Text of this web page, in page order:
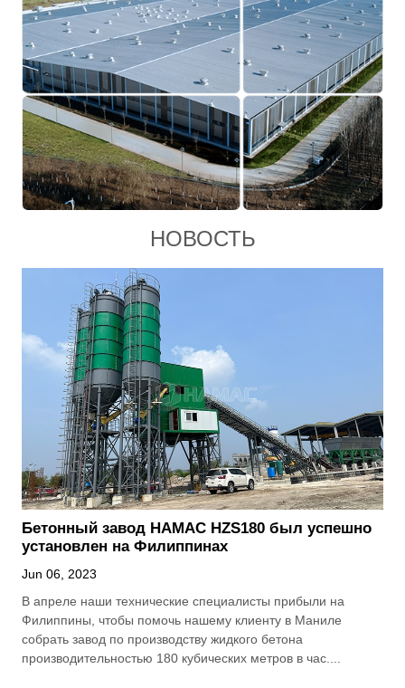
НОВОСТЬ
Бетонный завод HAMAC HZS180 был успешно
установлен на Филиппинах
Jun 06, 2023
В апреле наши технические специалисты прибыли на
Филиппины, чтобы помочь нашему клиенту в Маниле
собрать завод по производству жидкого бетона
производительностью 180 кубических метров в час....